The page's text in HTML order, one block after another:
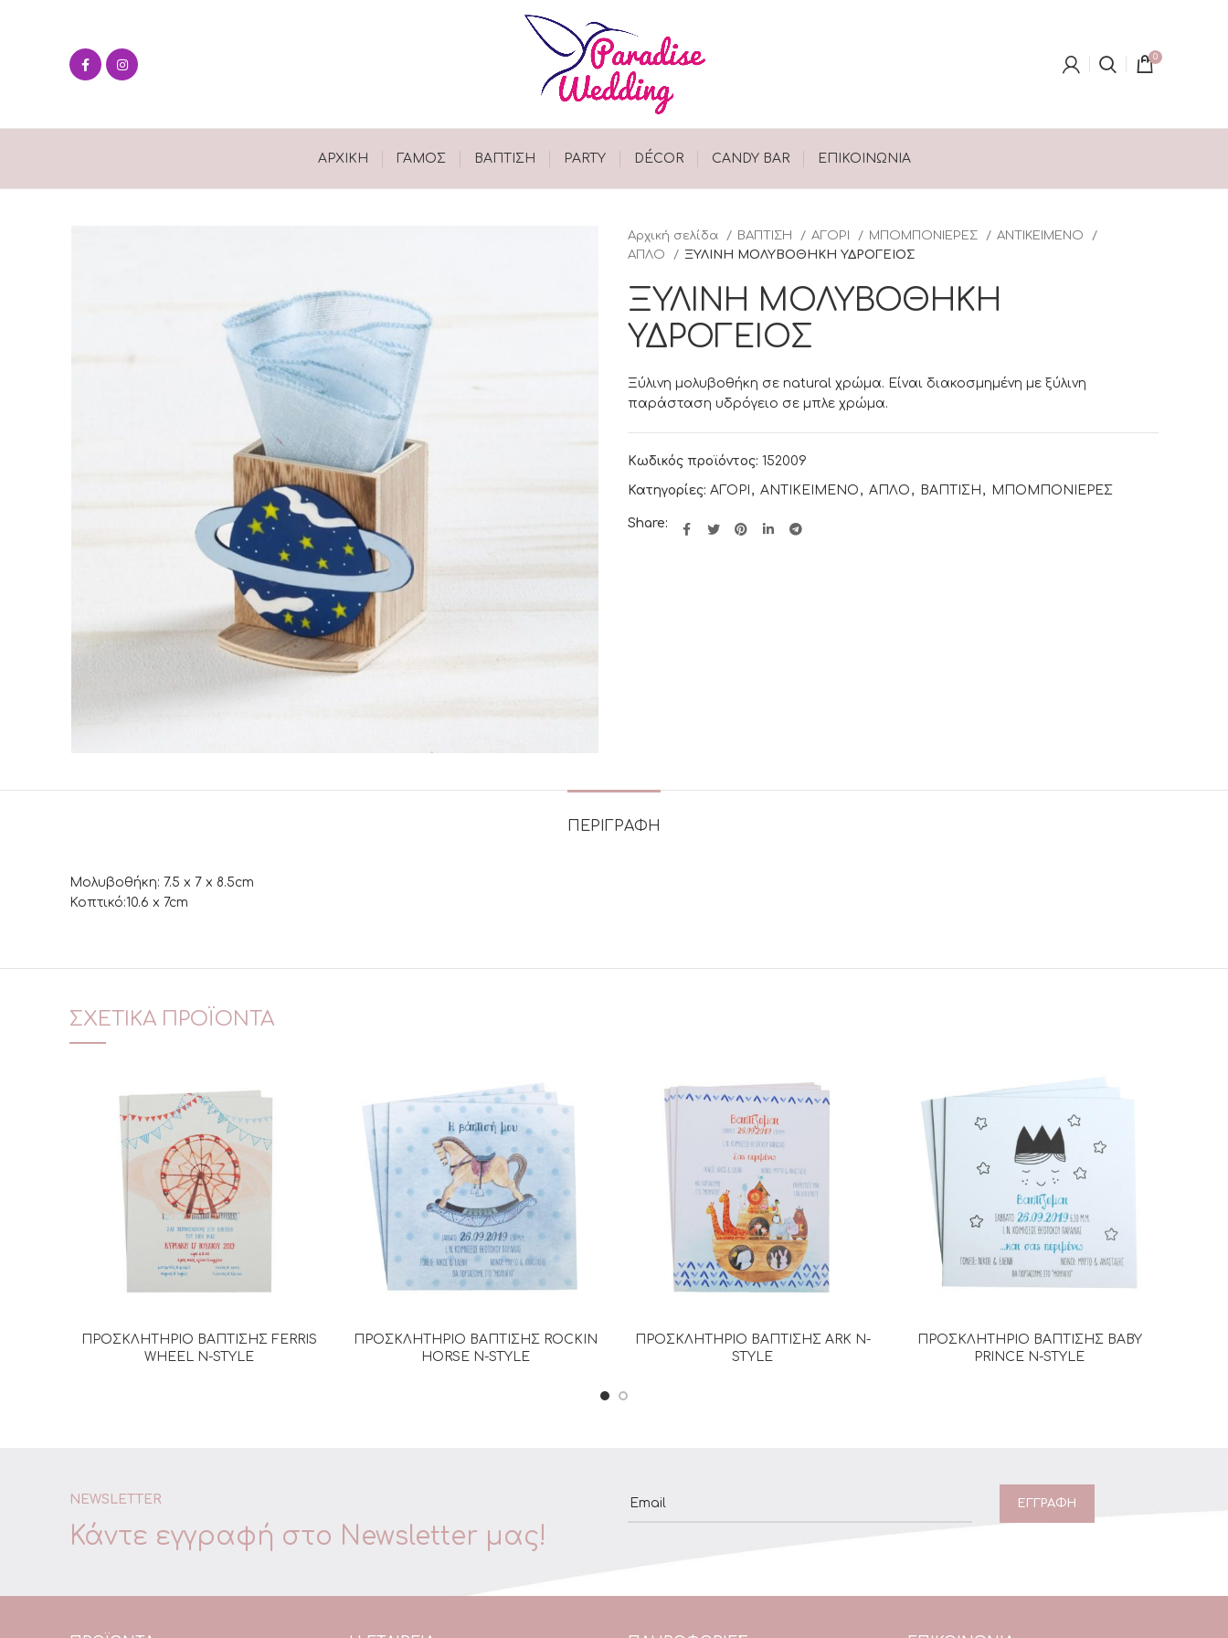
0
ΑΡΧΙΚΉ ΓΑΜΟΣ ΒΑΠΤΙΣΗ PARTY DÉCOR CANDY BAR ΕΠΙΚΟΙΝΩΝΊΑ
Αρχική σελίδα ΒΑΠΤΙΣΗ ΑΓΟΡΙ ΜΠΟΜΠΟΝΙΕΡΕΣ
ΑΝΤΙΚΕΙΜΕΝΟ
ΑΠΛΟ
ΞΥΛΙΝΗ ΜΟΛΥΒΟΘΗΚΗ ΥΔΡΟΓΕΙΟΣ
ΞΥΛΙΝΗ ΜΟΛΥΒΟΘΗΚΗ
ΥΔΡΟΓΕΙΟΣ
Ξύλινη μολυβοθήκη σε natural χρώμα. Είναι διακοσμημένη με ξύλινη
παράσταση υδρόγειο σε μπλε χρώμα.
Κωδικός προϊόντος: 152009
Κατηγορίες: ΑΓΟΡΙ , ΑΝΤΙΚΕΙΜΕΝΟ , ΑΠΛΟ , ΒΑΠΤΙΣΗ , ΜΠΟΜΠΟΝΙΕΡΕΣ
Share:
ΠΕΡΙΓΡΑΦΉ
Μολυβοθήκη: 7.5 x 7 x 8.5cm
Κοπτικό:10.6 x 7cm
ΣΧΕΤΙΚΆ ΠΡΟΪΌΝΤΑ
ΔΙΑΒΆΣΤΕ ΠΕΡΙΣΣΌΤΕΡΑ
ΠΡΟΣΚΛΗΤΗΡΙΟ ΒΑΠΤΙΣΗΣ FERRIS
WHEEL N-STYLE
ΔΙΑΒΆΣΤΕ ΠΕΡΙΣΣΌΤΕΡΑ
ΠΡΟΣΚΛΗΤΗΡΙΟ ΒΑΠΤΙΣΗΣ ROCKIN
HORSE N-STYLE
ΔΙΑΒΆΣΤΕ ΠΕΡΙΣΣΌΤΕΡΑ
ΠΡΟΣΚΛΗΤΗΡΙΟ ΒΑΠΤΙΣΗΣ ARK N-
STYLE
ΔΙΑΒΆΣΤΕ ΠΕΡΙΣΣΌΤΕΡΑ
ΠΡΟΣΚΛΗΤΗΡΙΟ ΒΑΠΤΙΣΗΣ BABY
PRINCE N-STYLE
NEWSLETTER
Κάντε εγγραφή στο Newsletter μας!